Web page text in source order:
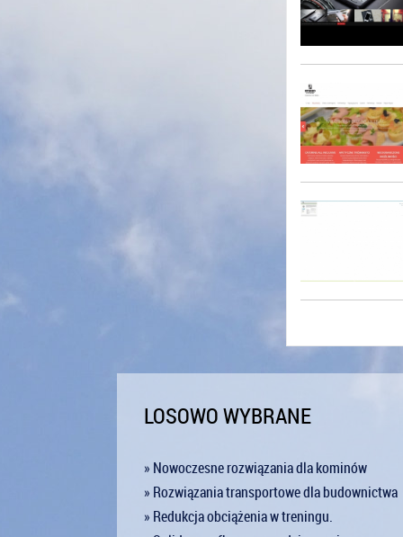
LOSOWO WYBRANE
» Nowoczesne rozwiązania dla kominów
» Rozwiązania transportowe dla budownictwa
» Redukcja obciążenia w treningu.